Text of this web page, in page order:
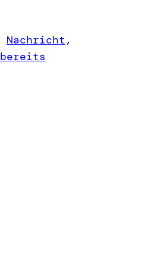
Nachricht ,
bereits